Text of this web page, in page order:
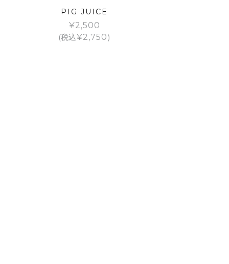
PIG JUICE
¥2,500
(税込¥2,750)